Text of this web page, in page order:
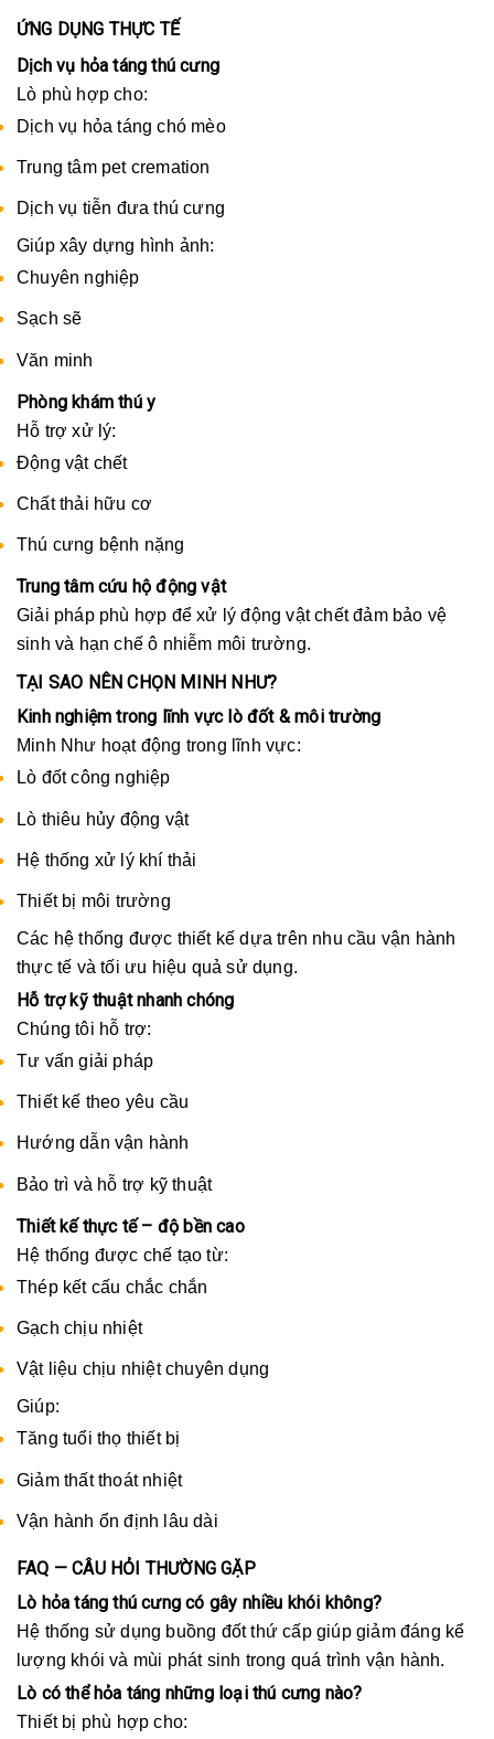
ỨNG DỤNG THỰC TẾ
Dịch vụ hỏa táng thú cưng
Lò phù hợp cho:
Dịch vụ hỏa táng chó mèo
Trung tâm pet cremation
Dịch vụ tiễn đưa thú cưng
Giúp xây dựng hình ảnh:
Chuyên nghiệp
Sạch sẽ
Văn minh
Phòng khám thú y
Hỗ trợ xử lý:
Động vật chết
Chất thải hữu cơ
Thú cưng bệnh nặng
Trung tâm cứu hộ động vật
Giải pháp phù hợp để xử lý động vật chết đảm bảo vệ
sinh và hạn chế ô nhiễm môi trường.
TẠI SAO NÊN CHỌN MINH NHƯ?
Kinh nghiệm trong lĩnh vực lò đốt & môi trường
Minh Như hoạt động trong lĩnh vực:
Lò đốt công nghiệp
Lò thiêu hủy động vật
Hệ thống xử lý khí thải
Thiết bị môi trường
Các hệ thống được thiết kế dựa trên nhu cầu vận hành
thực tế và tối ưu hiệu quả sử dụng.
Hỗ trợ kỹ thuật nhanh chóng
Chúng tôi hỗ trợ:
Tư vấn giải pháp
Thiết kế theo yêu cầu
Hướng dẫn vận hành
Bảo trì và hỗ trợ kỹ thuật
Thiết kế thực tế – độ bền cao
Hệ thống được chế tạo từ:
Thép kết cấu chắc chắn
Gạch chịu nhiệt
Vật liệu chịu nhiệt chuyên dụng
Giúp:
Tăng tuổi thọ thiết bị
Giảm thất thoát nhiệt
Vận hành ổn định lâu dài
FAQ — CÂU HỎI THƯỜNG GẶP
Lò hỏa táng thú cưng có gây nhiều khói không?
Hệ thống sử dụng buồng đốt thứ cấp giúp giảm đáng kể
lượng khói và mùi phát sinh trong quá trình vận hành.
Lò có thể hỏa táng những loại thú cưng nào?
Thiết bị phù hợp cho: